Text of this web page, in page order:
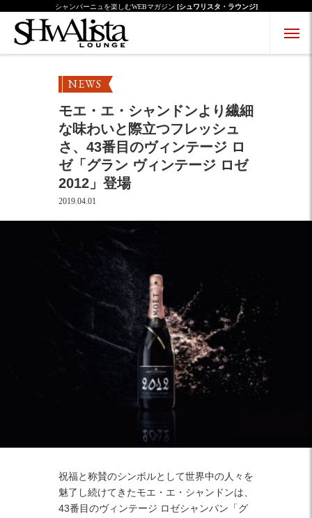
シャンパーニュを楽しむWEBマガジン [シュワリスタ・ラウンジ]
FacebookTwitterInstagram
NEWS
モエ・エ・シャンドンより繊細
な味わいと際立つフレッシュ
さ、43番目のヴィンテージ ロ
ゼ「グラン ヴィンテージ ロゼ
2012」登場
2019.04.01
祝福と称賛のシンボルとして世界中の人々を
魅了し続けてきたモエ・エ・シャンドンは、
43番目のヴィンテージ ロゼシャンパン「グ